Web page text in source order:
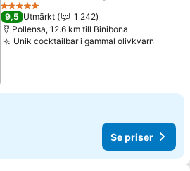
5 Stjärnor
9,5 Utmärkt
1 242
Pollensa, 12.6 km till Binibona
Unik cocktailbar i gammal olivkvarn
Se priser